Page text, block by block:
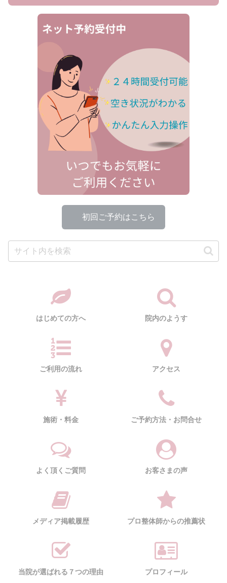
初回ご予約はこちら
はじめての方へ 院内のようす
ご利用の流れ アクセス
施術・料金 ご予約方法・お問合せ
よく頂くご質問 お客さまの声
メディア掲載履歴 プロ整体師からの推薦状
当院が選ばれる７つの理由 プロフィール